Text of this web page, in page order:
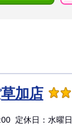
草加店
定休日：水曜日